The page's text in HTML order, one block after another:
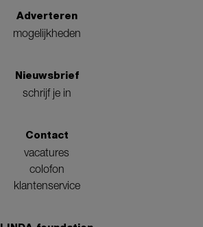
Adverteren
mogelijkheden
Nieuwsbrief
schrijf je in
Contact
vacatures
colofon
klantenservice